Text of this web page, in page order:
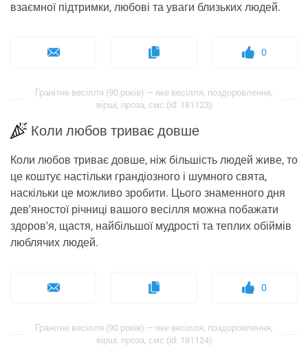
взаємної підтримки, любові та уваги близьких людей.
0
Гранітне весілля (90 років) — яке весілля, поздоровлення,
вірші, проза, смс (id: 181123)
Коли любов триває довше
Коли любов триває довше, ніж більшість людей живе, то
це коштує настільки грандіозного і шумного свята,
наскільки це можливо зробити. Цього знаменного дня
дев'яностої річниці вашого весілля можна побажати
здоров'я, щастя, найбільшої мудрості та теплих обіймів
люблячих людей.
0
Гранітне весілля (90 років) — яке весілля, поздоровлення,
вірші, проза, смс (id: 181124)